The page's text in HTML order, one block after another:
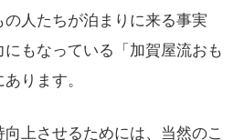
人たちが泊まりに来る事実
もなっている「加賀屋流おも
ります。
上させるためには、当然のこ